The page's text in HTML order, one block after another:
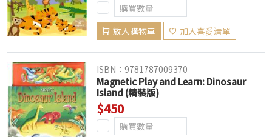
放入購物車 加入喜愛清單
ISBN：9781787009370
Magnetic Play and Learn: Dinosaur
Island (精裝版)
$450